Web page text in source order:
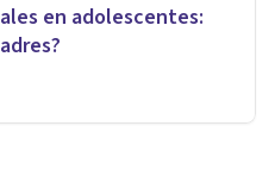
en adolescentes: